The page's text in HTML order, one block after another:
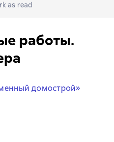
as read
работы.
домострой»